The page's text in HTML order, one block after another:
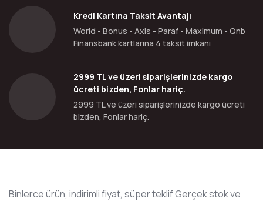
Kredi Kartına Taksit Avantajı
World - Bonus - Axis - Paraf - Maximum - Qnb
Finansbank kartlarına 4 taksit imkanı
2999 TL ve üzeri siparişlerinizde kargo
ücreti bizden, Fonlar hariç.
2999 TL ve üzeri siparişlerinizde kargo ücreti
bizden, Fonlar hariç.
Binlerce ürün, indirimli fiyat, süper teklif Gerçek stok ve